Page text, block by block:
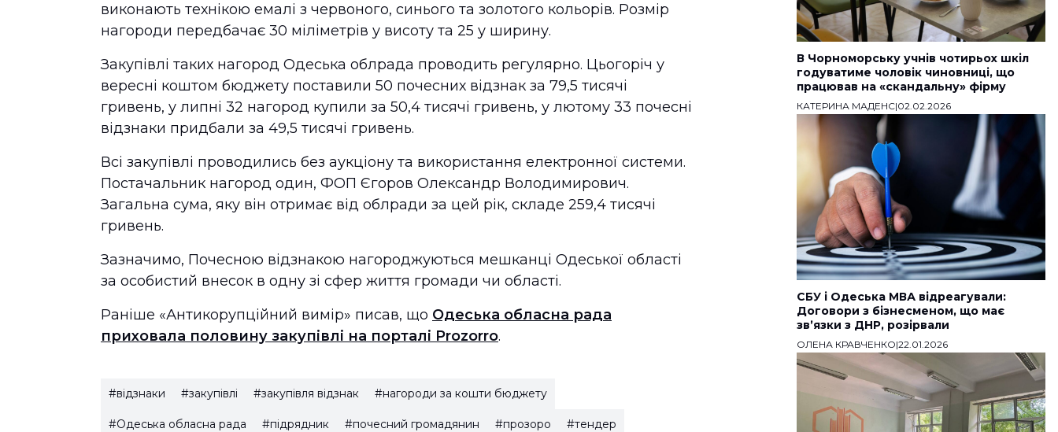
виконають технікою емалі з червоного, синього та золотого кольорів. Розмір
нагороди передбачає 30 міліметрів у висоту та 25 у ширину.
Закупівлі таких нагород Одеська облрада проводить регулярно. Цьогоріч у
вересні коштом бюджету поставили 50 почесних відзнак за 79,5 тисячі
гривень, у липні 32 нагород купили за 50,4 тисячі гривень, у лютому 33 почесні
відзнаки придбали за 49,5 тисячі гривень.
Всі закупівлі проводились без аукціону та використання електронної системи.
Постачальник нагород один, ФОП Єгоров Олександр Володимирович.
Загальна сума, яку він отримає від облради за цей рік, складе 259,4 тисячі
гривень.
Зазначимо, Почесною відзнакою нагороджуються мешканці Одеської області
за особистий внесок в одну зі сфер життя громади чи області.
Раніше «Антикорупційний вимір» писав, що Одеська обласна рада
приховала половину закупівлі на порталі Prozorro.
#відзнаки #закупівлі #закупівля відзнак #нагороди за кошти бюджету
#Одеська обласна рада #підрядник #почесний громадянин #прозоро #тендер
В Чорноморську учнів чотирьох шкіл
годуватиме чоловік чиновниці, що
працював на «скандальну» фірму
КАТЕРИНА МАДЕНС|02.02.2026
СБУ і Одеська МВА відреагували:
Договори з бізнесменом, що має
звʼязки з ДНР, розірвали
ОЛЕНА КРАВЧЕНКО|22.01.2026